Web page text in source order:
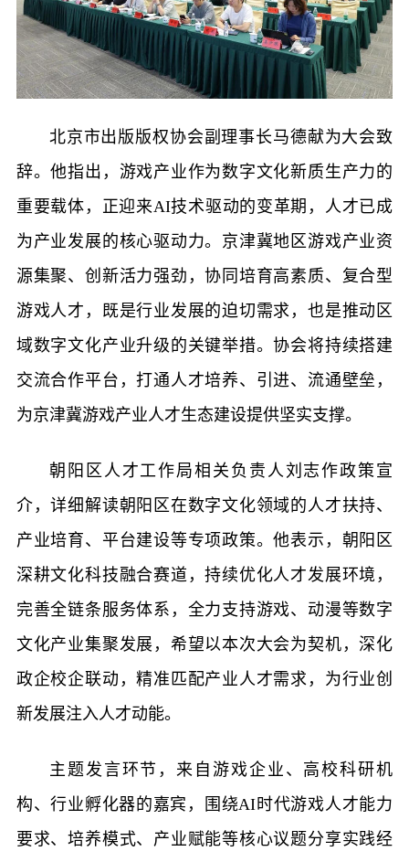
北京市出版版权协会副理事长马德献为大会致
辞。他指出，游戏产业作为数字文化新质生产力的
重要载体，正迎来AI技术驱动的变革期，人才已成
为产业发展的核心驱动力。京津冀地区游戏产业资
源集聚、创新活力强劲，协同培育高素质、复合型
游戏人才，既是行业发展的迫切需求，也是推动区
域数字文化产业升级的关键举措。协会将持续搭建
交流合作平台，打通人才培养、引进、流通壁垒，
为京津冀游戏产业人才生态建设提供坚实支撑。
朝阳区人才工作局相关负责人刘志作政策宣
介，详细解读朝阳区在数字文化领域的人才扶持、
产业培育、平台建设等专项政策。他表示，朝阳区
深耕文化科技融合赛道，持续优化人才发展环境，
完善全链条服务体系，全力支持游戏、动漫等数字
文化产业集聚发展，希望以本次大会为契机，深化
政企校企联动，精准匹配产业人才需求，为行业创
新发展注入人才动能。
主题发言环节，来自游戏企业、高校科研机
构、行业孵化器的嘉宾，围绕AI时代游戏人才能力
要求、培养模式、产业赋能等核心议题分享实践经